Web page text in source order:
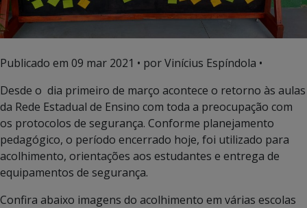
Publicado em 09 mar 2021 • por Vinícius Espíndola •
Desde o dia primeiro de março acontece o retorno às aulas
da Rede Estadual de Ensino com toda a preocupação com
os protocolos de segurança. Conforme planejamento
pedagógico, o período encerrado hoje, foi utilizado para
acolhimento, orientações aos estudantes e entrega de
equipamentos de segurança.
Confira abaixo imagens do acolhimento em várias escolas